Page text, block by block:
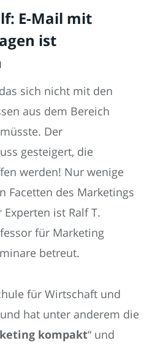
E-Mail mit
ist
sich nicht mit den
aus dem Bereich
Der
gesteigert, die
werden! Nur wenige
Facetten des Marketings
ist Ralf T.
für Marketing
betreut.
für Wirtschaft und
hat unter anderem die
kompakt“ und